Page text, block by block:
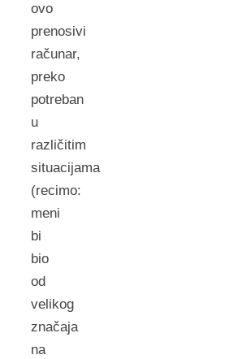
ovo
prenosivi
računar,
preko
potreban
u
različitim
situacijama
(recimo:
meni
bi
bio
od
velikog
značaja
na